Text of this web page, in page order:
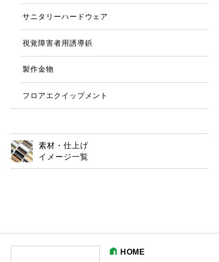
サニタリーハードウェア
視覚障害者用誘導鋲
製作金物
フロアエクイップメント
素材・仕上げ
イメージ一覧
HOME